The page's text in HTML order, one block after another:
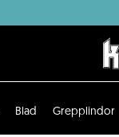
Blad Grepplindor